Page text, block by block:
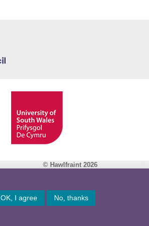
© Hawlfraint 2026
OK, I agree No, thanks